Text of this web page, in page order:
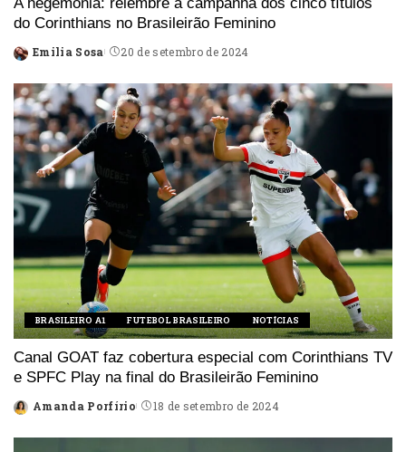
do Corinthians no Brasileirão Feminino
Posted
Emilia Sosa 20 de setembro de 2024
BRASILEIRO A1 FUTEBOL BRASILEIRO NOTÍCIAS
Canal GOAT faz cobertura especial com Corinthians TV
e SPFC Play na final do Brasileirão Feminino
Posted
Amanda Porfírio 18 de setembro de 2024